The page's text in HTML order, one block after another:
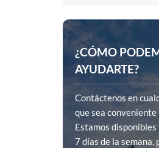
¿CÓMO
AYUDARTE?
Contáctenos en
que sea
Estamos
7 días de la semana,